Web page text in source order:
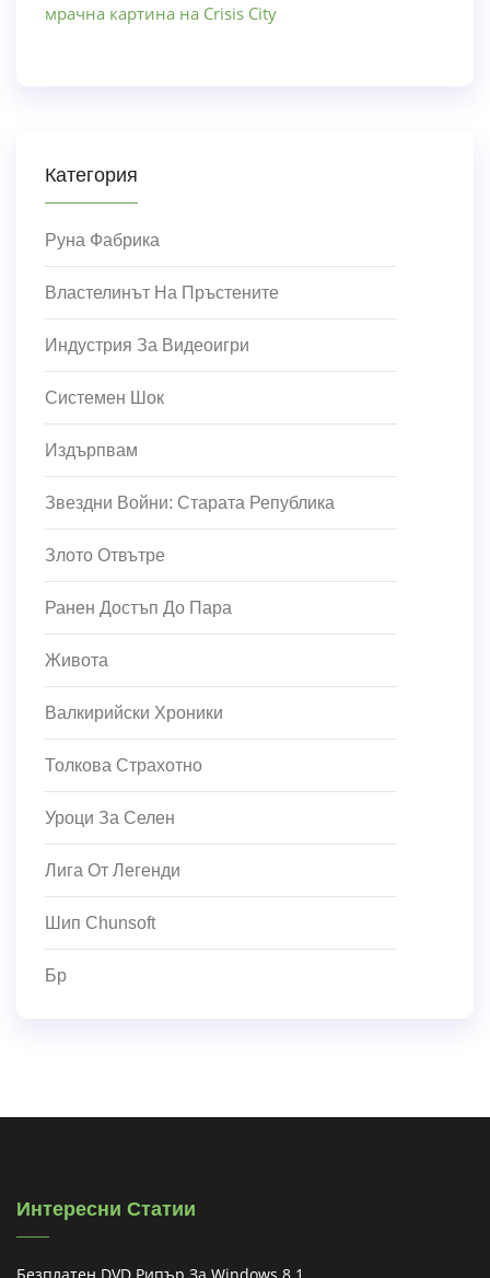
мрачна картина на Crisis City
Категория
Руна Фабрика
Властелинът На Пръстените
Индустрия За Видеоигри
Системен Шок
Издърпвам
Звездни Войни: Старата Република
Злото Отвътре
Ранен Достъп До Пара
Живота
Валкирийски Хроники
Толкова Страхотно
Уроци За Селен
Лига От Легенди
Шип Chunsoft
Бр
Интересни Статии
Безплатен DVD Рипър За Windows 8.1